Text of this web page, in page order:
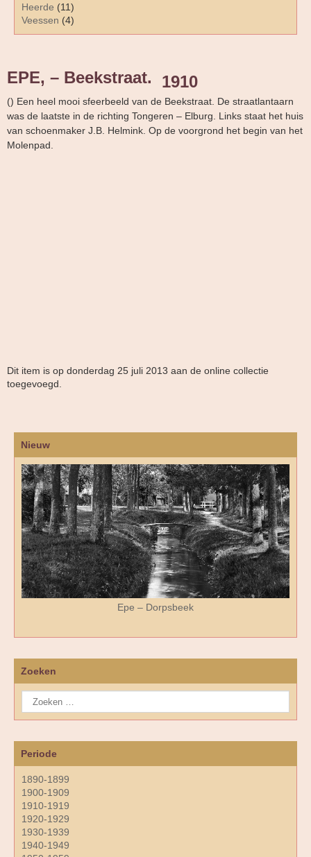
Heerde (11)
Veessen (4)
EPE, – Beekstraat. 1910
() Een heel mooi sfeerbeeld van de Beekstraat. De straatlantaarn
was de laatste in de richting Tongeren – Elburg. Links staat het huis
van schoenmaker J.B. Helmink. Op de voorgrond het begin van het
Molenpad.
Dit item is op donderdag 25 juli 2013 aan de online collectie
toegevoegd.
Nieuw
Epe – Dorpsbeek
Zoeken
Periode
1890-1899
1900-1909
1910-1919
1920-1929
1930-1939
1940-1949